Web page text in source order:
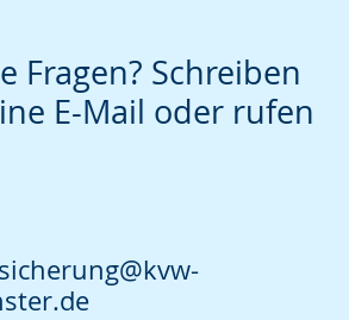
Fragen? Schreiben
E-Mail oder rufen